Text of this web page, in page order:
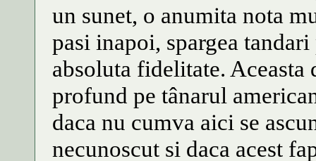
un sunet, o anumita nota
pasi inapoi, spargea
absoluta fidelitate.
profund pe tânarul
daca nu cumva aici se
necunoscut si daca acest